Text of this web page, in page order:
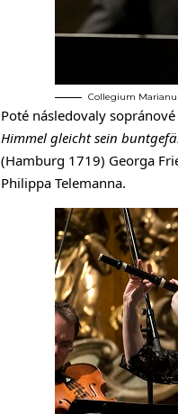
Collegium
Poté následovaly
Himmel gleicht sein
(Hamburg 1719) Georga
Philippa Telemanna.